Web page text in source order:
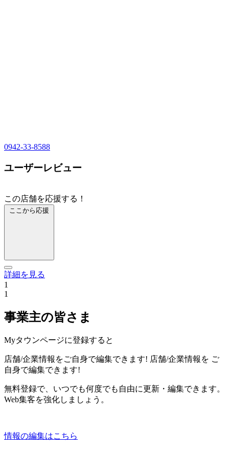
0942-33-8588
ユーザーレビュー
この店舗を応援する！
ここから応援
詳細を見る
1
1
事業主の皆さま
Myタウンページに登録すると
店舗/企業情報をご自身で編集できます! 店舗/企業情報を ご
自身で編集できます!
無料登録で、いつでも何度でも自由に更新・編集できます。
Web集客を強化しましょう。
情報の編集はこちら